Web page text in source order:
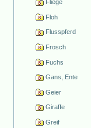
Fliege
Floh
Flusspferd
Frosch
Fuchs
Gans, Ente
Geier
Giraffe
Greif